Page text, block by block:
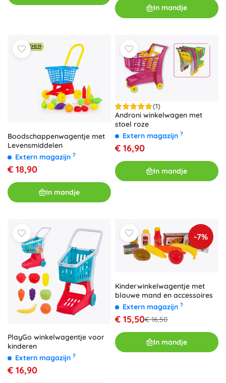
In mandje
Boodschappenwagentje met
Levensmiddelen
Extern magazijn ?
€ 18,90
In mandje
(1)
Androni winkelwagen met
stoel roze
Extern magazijn ?
€ 16,90
In mandje
PlayGo winkelwagentje voor
kinderen
Extern magazijn ?
€ 16,90
-7%
Kinderwinkelwagentje met
blauwe mand en accessoires
Extern magazijn ?
€ 15,50€ 16,50
In mandje